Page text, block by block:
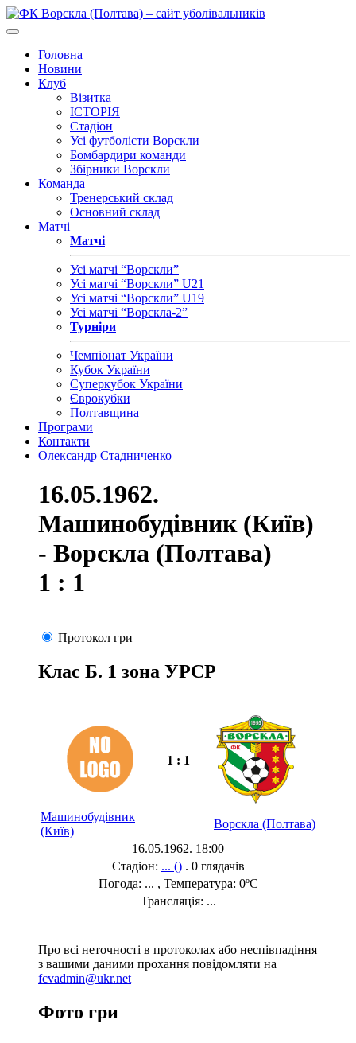
Головна
Новини
Клуб
Візитка
ІСТОРІЯ
Стадіон
Усі футболісти Ворскли
Бомбардири команди
Збірники Ворскли
Команда
Тренерський склад
Основний склад
Матчі
Матчі
Усі матчі “Ворскли”
Усі матчі “Ворскли” U21
Усі матчі “Ворскли” U19
Усі матчі “Ворскла-2”
Турніри
Чемпіонат України
Кубок України
Суперкубок України
Єврокубки
Полтавщина
Програми
Контакти
Олександр Стадниченко
16.05.1962.
Машинобудівник (Київ)
- Ворскла (Полтава)
1 : 1
Протокол гри
Клас Б. 1 зона УРСР
1 : 1
Машинобудівник
(Київ)
Ворскла (Полтава)
16.05.1962. 18:00
Стадіон: ... (). 0 глядачів
Погода: ... , Температура: 0ºC
Трансляція: ...
Про всі неточності в протоколах або неспівпадіння
з вашими даними прохання повідомляти на
fcvadmin@ukr.net
Фото гри